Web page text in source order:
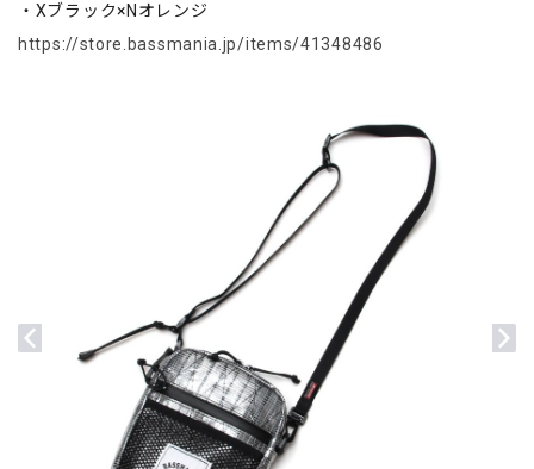
・Xブラック×Nオレンジ
https://store.bassmania.jp/items/41348486